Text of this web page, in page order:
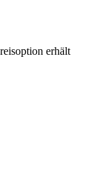
erhält